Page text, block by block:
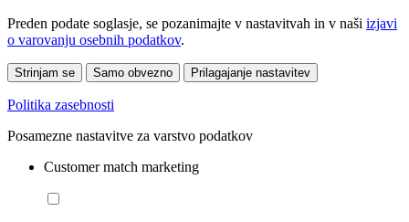
Preden podate soglasje, se pozanimajte v nastavitvah in v naši izjavi
o varovanju osebnih podatkov.
Strinjam se Samo obvezno Prilagajanje nastavitev
Politika zasebnosti
Posamezne nastavitve za varstvo podatkov
Customer match marketing